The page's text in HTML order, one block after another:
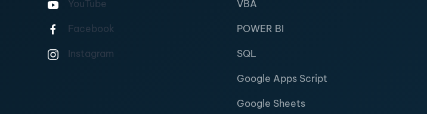
YouTube
Facebook
Instagram
VBA
POWER BI
SQL
Google Apps Script
Google Sheets